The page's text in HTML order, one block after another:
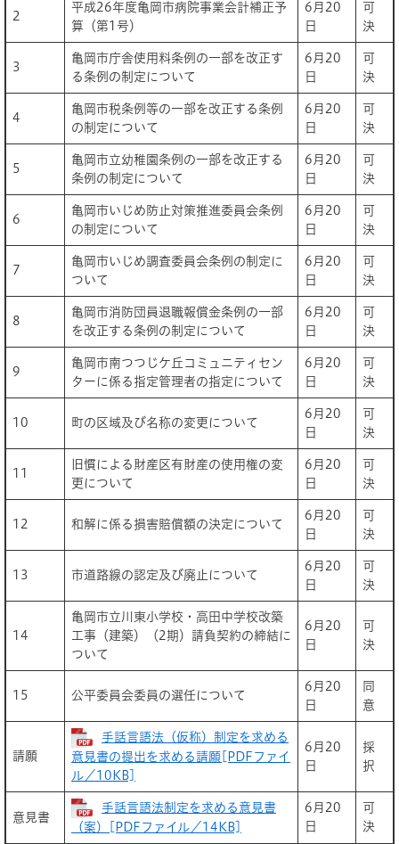
2
平成26年度亀岡市病院事業会計補正予
算（第1号）
6月20
日
可
決
3
亀岡市庁舎使用料条例の一部を改正す
る条例の制定について
6月20
日
可
決
4
亀岡市税条例等の一部を改正する条例
の制定について
6月20
日
可
決
5
亀岡市立幼稚園条例の一部を改正する
条例の制定について
6月20
日
可
決
6
亀岡市いじめ防止対策推進委員会条例
の制定について
6月20
日
可
決
7
亀岡市いじめ調査委員会条例の制定に
ついて
6月20
日
可
決
8
亀岡市消防団員退職報償金条例の一部
を改正する条例の制定について
6月20
日
可
決
9
亀岡市南つつじケ丘コミュニティセン
ターに係る指定管理者の指定について
6月20
日
可
決
10 町の区域及び名称の変更について
6月20
日
可
決
11
旧慣による財産区有財産の使用権の変
更について
6月20
日
可
決
12 和解に係る損害賠償額の決定について
6月20
日
可
決
13 市道路線の認定及び廃止について
6月20
日
可
決
14
亀岡市立川東小学校・高田中学校改築
工事（建築）（2期）請負契約の締結に
ついて
6月20
日
可
決
15 公平委員会委員の選任について
6月20
日
同
意
請願
手話言語法（仮称）制定を求める
意見書の提出を求める請願[PDFファイ
ル／10KB]
6月20
日
採
択
意見書
手話言語法制定を求める意見書
（案）[PDFファイル／14KB]
6月20
日
可
決